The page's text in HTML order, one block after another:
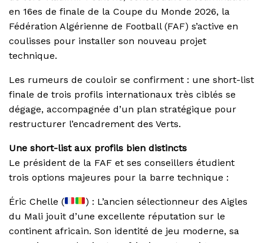
en 16es de finale de la Coupe du Monde 2026, la
Fédération Algérienne de Football (FAF) s’active en
coulisses pour installer son nouveau projet
technique.
Les rumeurs de couloir se confirment : une short-list
finale de trois profils internationaux très ciblés se
dégage, accompagnée d’un plan stratégique pour
restructurer l’encadrement des Verts.
Une short-list aux profils bien distincts
Le président de la FAF et ses conseillers étudient
trois options majeures pour la barre technique :
Éric Chelle (
) : L’ancien sélectionneur des Aigles
du Mali jouit d’une excellente réputation sur le
continent africain. Son identité de jeu moderne, sa